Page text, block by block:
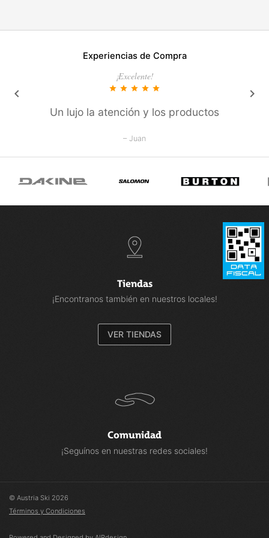
Experiencias de Compra
¡Excelente!
star star star star star
Un lujo la atención y los productos
– Juan
keyboard_arrow_left keyboard_arrow_right
Tiendas
¡Encontranos también en nuestros locales!
VER TIENDAS
Comunidad
¡Seguínos en nuestras redes sociales!
© Austria Ski 2026
Términos y Condiciones